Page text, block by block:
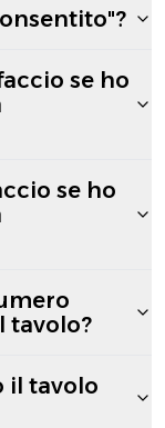
se ho
se ho
tavolo?
il tavolo